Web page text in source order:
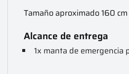
Tamaño aproximado 160
Alcance de entrega
1x manta de emergencia